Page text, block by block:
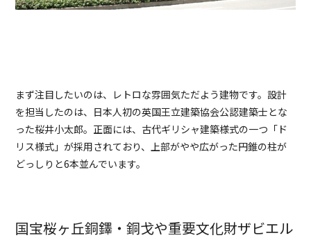
まず注目したいのは、レトロな雰囲気ただよう建物です。設計
を担当したのは、日本人初の英国王立建築協会公認建築士とな
った桜井小太郎。正面には、古代ギリシャ建築様式の一つ「ド
リス様式」が採用されており、上部がやや広がった円錐の柱が
どっしりと6本並んでいます。
国宝桜ヶ丘銅鐸・銅戈や重要文化財ザビエル